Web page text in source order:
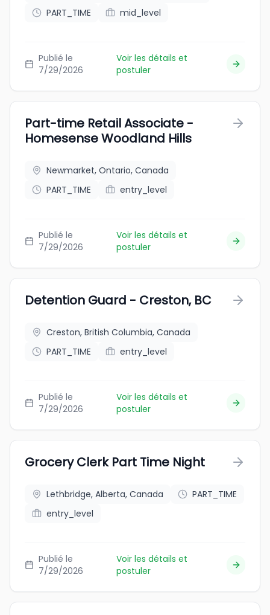
PART_TIME
mid_level
Publié le
7/29/2026
Voir les détails et
postuler
Part-time Retail Associate -
Homesense Woodland Hills
Newmarket, Ontario, Canada
PART_TIME
entry_level
Publié le
7/29/2026
Voir les détails et
postuler
Detention Guard - Creston, BC
Creston, British Columbia, Canada
PART_TIME
entry_level
Publié le
7/29/2026
Voir les détails et
postuler
Grocery Clerk Part Time Night
Lethbridge, Alberta, Canada
PART_TIME
entry_level
Publié le
7/29/2026
Voir les détails et
postuler